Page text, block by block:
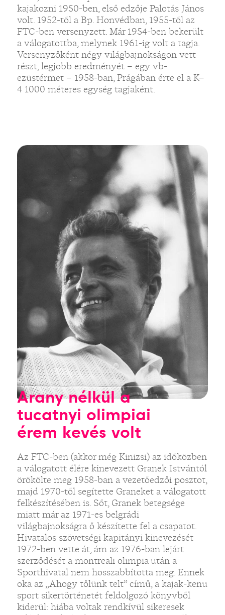
kajakozni 1950-ben, első edzője Palotás János
volt. 1952-től a Bp. Honvédban, 1955-től az
FTC-ben versenyzett. Már 1954-ben bekerült
a válogatottba, melynek 1961-ig volt a tagja.
Versenyzőként négy világbajnokságon vett
részt, legjobb eredményét – egy vb-
ezüstérmet – 1958-ban, Prágában érte el a K–
4 1000 méteres egység tagjaként.
Arany nélkül a
tucatnyi olimpiai
érem kevés volt
Az FTC-ben (akkor még Kinizsi) az időközben
a válogatott élére kinevezett Granek Istvántól
örökölte meg 1958-ban a vezetőedzői posztot,
majd 1970-től segítette Graneket a válogatott
felkészítésében is. Sőt, Granek betegsége
miatt már az 1971-es belgrádi
világbajnokságra ő készítette fel a csapatot.
Hivatalos szövetségi kapitányi kinevezését
1972-ben vette át, ám az 1976-ban lejárt
szerződését a montreali olimpia után a
Sporthivatal nem hosszabbította meg. Ennek
oka az „Ahogy tőlünk telt” című, a kajak-kenu
sport sikertörténetét feldolgozó könyvből
kiderül: hiába voltak rendkívül sikeresek